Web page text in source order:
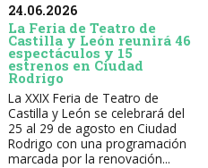
24.06.2026
La Feria de Teatro de
Castilla y León reunirá 46
espectáculos y 15
estrenos en Ciudad
Rodrigo
La XXIX Feria de Teatro de
Castilla y León se celebrará del
25 al 29 de agosto en Ciudad
Rodrigo con una programación
marcada por la renovación...